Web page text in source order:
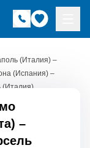
(Италия) –
(Испания) –
(Италия)
–